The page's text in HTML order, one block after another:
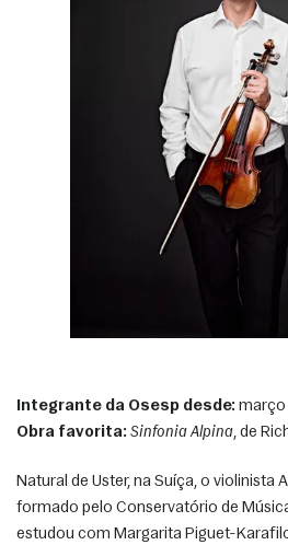
Integrante da Osesp desde: março
Obra favorita: Sinfonia Alpina, de
Natural de Uster, na Suíça, o violinista
formado pelo Conservatório de
estudou com Margarita Piguet-